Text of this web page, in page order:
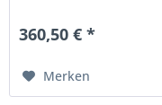
360,50 € *
Merken